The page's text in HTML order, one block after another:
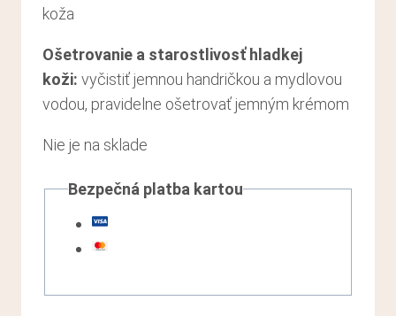
koža
Ošetrovanie a starostlivosť hladkej
koži: vyčistiť jemnou handričkou a mydlovou
vodou, pravidelne ošetrovať jemným krémom
Nie je na sklade
Bezpečná platba kartou